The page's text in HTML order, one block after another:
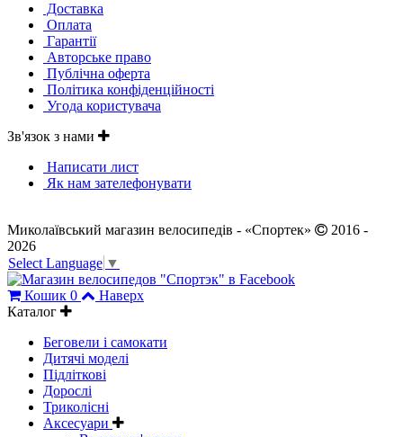
Доставка
Оплата
Гарантії
Авторське право
Публічна оферта
Політика конфіденційності
Угода користувача
Зв'язок з нами
Написати лист
Як нам зателефонувати
Миколаївський магазин велосипедів - «Спортек»
2016 -
2026
Select Language ▼
Кошик 0
Наверх
Каталог
Беговели і самокати
Дитячі моделі
Підліткові
Дорослі
Триколісні
Аксесуари